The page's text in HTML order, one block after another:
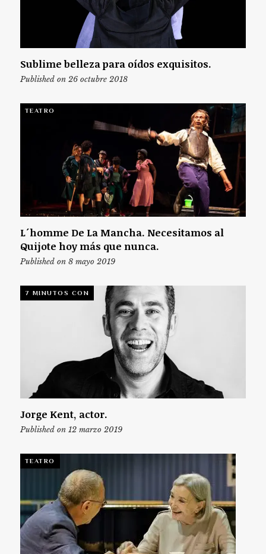
Sublime belleza para oídos exquisitos.
Published on 26 octubre 2018
TEATRO
L´homme De La Mancha. Necesitamos al
Quijote hoy más que nunca.
Published on 8 mayo 2019
7 MINUTOS CON
Jorge Kent, actor.
Published on 12 marzo 2019
TEATRO